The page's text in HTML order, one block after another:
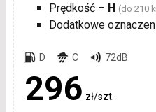
Prędkość – H (do 210
Dodatkowe
D C 72dB
296 zł/szt.